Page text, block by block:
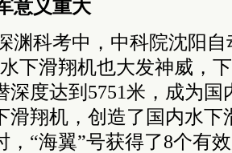
意义重大
渊科考中，中科院沈阳
下滑翔机也大发神威，
深度达到5751米，成为
滑翔机，创造了国内水下
，“海翼”号获得了8个有